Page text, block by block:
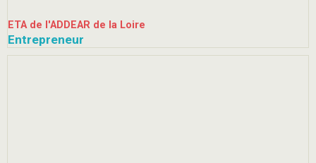
ETA de l'ADDEAR de la Loire
Entrepreneur